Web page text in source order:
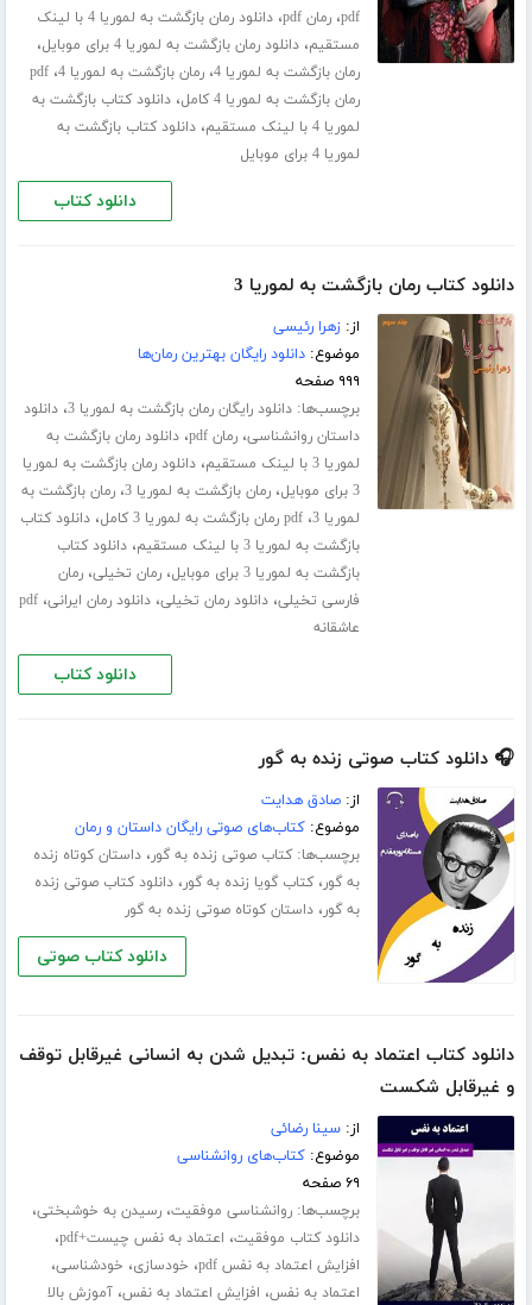
pdf،رمان pdf ،
دانلود رمان بازگشت به لموریا 4 با لینک
مستقیم،دانلود رمان بازگشت به لموریا 4 برای موبایل ،
رمان بازگشت به لموریا 4 ،رمان بازگشت به لموریا 4 ،pdf
رمان بازگشت به لموریا 4 کامل
،دانلود کتاب بازگشت به
لموریا 4 با لینک مستقیم
،دانلود کتاب بازگشت به
لموریا 4 برای موبایل
دانلود کتاب
دانلود کتاب رمان بازگشت به لموریا 3
از:زهرا رئیسی
موضوع:دانلود رایگان بهترین رمان‌ها
۹۹۹ صفحه
برچسب‌ها:دانلود رایگان رمان بازگشت به لموریا 3 ،دانلود
داستان روانشناسی،رمان pdf ،دانلود رمان بازگشت به
لموریا 3 با لینک مستقیم
،دانلود رمان بازگشت به لموریا
3 برای موبایل
،رمان بازگشت به لموریا 3 ،رمان بازگشت به
لموریا 3 ،pdf رمان بازگشت به لموریا 3 کامل ،دانلود کتاب
بازگشت به لموریا 3 با لینک مستقیم
،دانلود کتاب
بازگشت به لموریا 3 برای موبایل
،رمان تخیلی،رمان
فارسی تخیلی،دانلود رمان تخیلی،دانلود رمان ایرانی،pdf
عاشقانه
دانلود کتاب
🎧 دانلود کتاب صوتی زنده به گور
از:صادق هدایت
موضوع:کتاب‌های صوتی رایگان داستان و رمان
برچسب‌ها:کتاب صوتی زنده به گور،داستان کوتاه زنده
به گور،کتاب گویا زنده به گور،دانلود کتاب صوتی زنده
به گور،داستان کوتاه صوتی زنده به گور
دانلود کتاب صوتی
دانلود کتاب اعتماد به نفس: تبدیل شدن به انسانی غیرقابل توقف
و غیرقابل شکست
از:سینا رضائی
موضوع:کتاب‌های روانشناسی
۶۹ صفحه
برچسب‌ها:روانشناسی موفقیت،رسیدن به خوشبختی،
دانلود کتاب موفقیت، اعتماد به نفس چیست+pdf ،
افزایش اعتماد به نفس pdf ، خودسازی، خودشناسی،
اعتماد به نفس، افزایش اعتماد به نفس،آموزش بالا